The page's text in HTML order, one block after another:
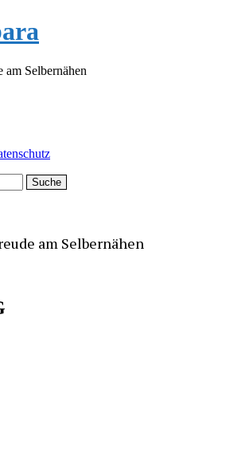
Selbernähen
am Selbernähen